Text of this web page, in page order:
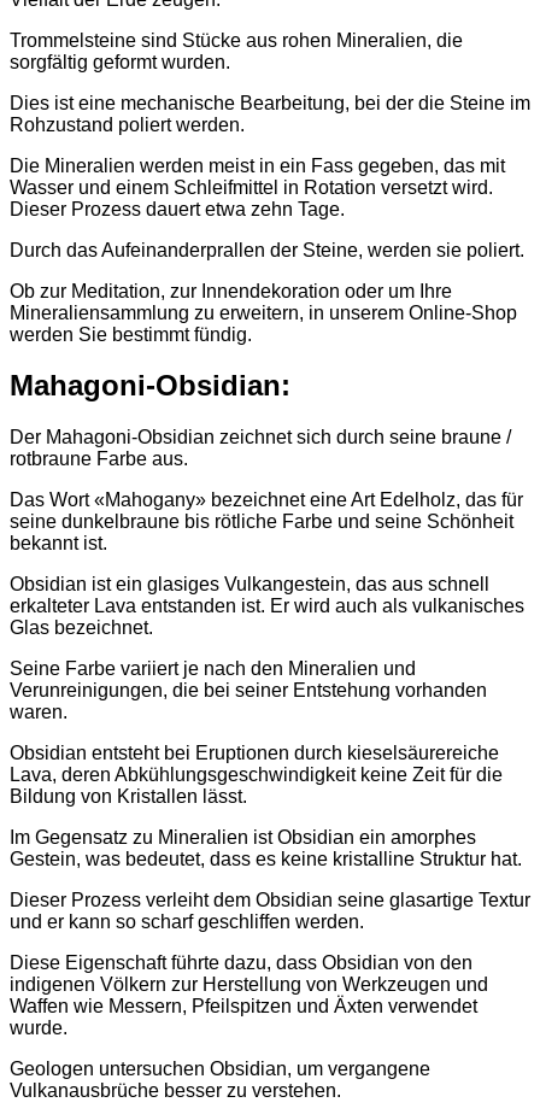
Trommelsteine sind Stücke aus rohen Mineralien, die
sorgfältig geformt wurden.
Dies ist eine mechanische Bearbeitung, bei der die Steine im
Rohzustand poliert werden.
Die Mineralien werden meist in ein Fass gegeben, das mit
Wasser und einem Schleifmittel in Rotation versetzt wird.
Dieser Prozess dauert etwa zehn Tage.
Durch das Aufeinanderprallen der Steine, werden sie poliert.
Ob zur Meditation, zur Innendekoration oder um Ihre
Mineraliensammlung zu erweitern, in unserem Online-Shop
werden Sie bestimmt fündig.
Mahagoni-Obsidian:
Der Mahagoni-Obsidian zeichnet sich durch seine braune /
rotbraune Farbe aus.
Das Wort «Mahogany» bezeichnet eine Art Edelholz, das für
seine dunkelbraune bis rötliche Farbe und seine Schönheit
bekannt ist.
Obsidian ist ein glasiges Vulkangestein, das aus schnell
erkalteter Lava entstanden ist. Er wird auch als vulkanisches
Glas bezeichnet.
Seine Farbe variiert je nach den Mineralien und
Verunreinigungen, die bei seiner Entstehung vorhanden
waren.
Obsidian entsteht bei Eruptionen durch kieselsäurereiche
Lava, deren Abkühlungsgeschwindigkeit keine Zeit für die
Bildung von Kristallen lässt.
Im Gegensatz zu Mineralien ist Obsidian ein amorphes
Gestein, was bedeutet, dass es keine kristalline Struktur hat.
Dieser Prozess verleiht dem Obsidian seine glasartige Textur
und er kann so scharf geschliffen werden.
Diese Eigenschaft führte dazu, dass Obsidian von den
indigenen Völkern zur Herstellung von Werkzeugen und
Waffen wie Messern, Pfeilspitzen und Äxten verwendet
wurde.
Geologen untersuchen Obsidian, um vergangene
Vulkanausbrüche besser zu verstehen.